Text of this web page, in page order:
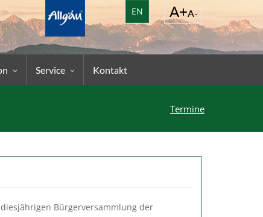
EN
Service Kontakt
Termine
Bürgerversammlung der